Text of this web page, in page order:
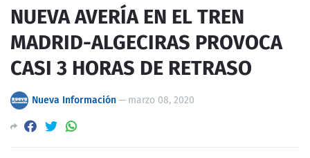
NUEVA AVERÍA EN EL TREN
MADRID-ALGECIRAS PROVOCA
CASI 3 HORAS DE RETRASO
Nueva Información— marzo 08, 2020